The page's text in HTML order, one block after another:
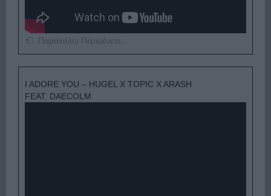
Παρακαλώ Περιμένετε...
I ADORE YOU – HUGEL X TOPIC X ARASH
FEAT. DAECOLM